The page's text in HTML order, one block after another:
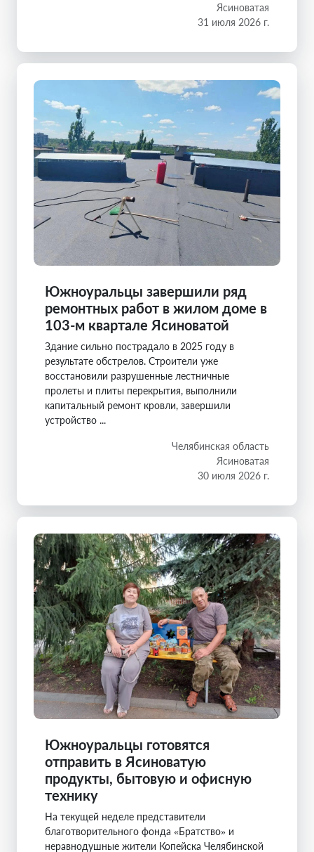
Ясиноватая
31 июля 2026 г.
Южноуральцы завершили ряд
ремонтных работ в жилом доме в
103-м квартале Ясиноватой
Здание сильно пострадало в 2025 году в
результате обстрелов. Строители уже
восстановили разрушенные лестничные
пролеты и плиты перекрытия, выполнили
капитальный ремонт кровли, завершили
устройство ...
Челябинская область
Ясиноватая
30 июля 2026 г.
Южноуральцы готовятся
отправить в Ясиноватую
продукты, бытовую и офисную
технику
На текущей неделе представители
благотворительного фонда «Братство» и
неравнодушные жители Копейска Челябинской